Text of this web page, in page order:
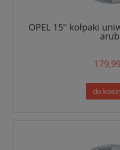
OPEL 15'' kołpaki
do